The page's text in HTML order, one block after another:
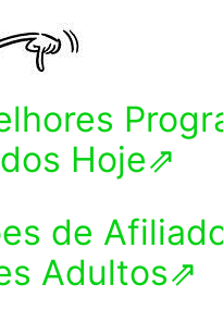
Hoje⇗
de
Adultos⇗